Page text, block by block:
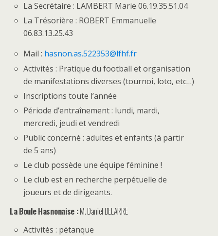
La Secrétaire : LAMBERT Marie 06.19.35.51.04
La Trésorière : ROBERT Emmanuelle
06.83.13.25.43
Mail : hasnon.as.522353@lfhf.fr
Activités : Pratique du football et organisation
de manifestations diverses (tournoi, loto, etc…)
Inscriptions toute l’année
Période d’entraînement : lundi, mardi,
mercredi, jeudi et vendredi
Public concerné : adultes et enfants (à partir
de 5 ans)
Le club possède une équipe féminine !
Le club est en recherche perpétuelle de
joueurs et de dirigeants.
La Boule Hasnonaise :M. Daniel DELARRE
Activités : pétanque